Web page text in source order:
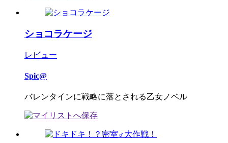
ショコラケージ
レビュー
Spic@
バレンタインに戦略に落とされる乙女ノベル